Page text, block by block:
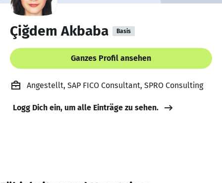
Çiğdem Akbaba Basis
Ganzes Profil ansehen
Angestellt, SAP FICO Consultant, SPRO Consulting
Logg Dich ein, um alle Einträge zu sehen.